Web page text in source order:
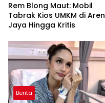
Rem Blong Maut: Mobil
Tabrak Kios UMKM di Aren
Jaya Hingga Kritis
Berita